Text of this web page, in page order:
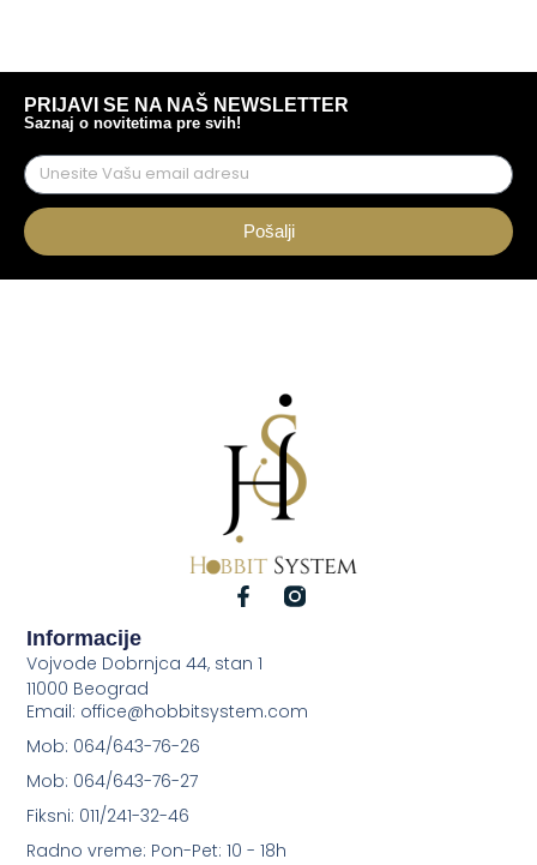
PRIJAVI SE NA NAŠ NEWSLETTER
Saznaj o novitetima pre svih!
Pošalji
Informacije
Vojvode Dobrnjca 44, stan 1
11000 Beograd
Email: office@hobbitsystem.com
Mob: 064/643-76-26
Mob: 064/643-76-27
Fiksni: 011/241-32-46
Radno vreme: Pon-Pet: 10 - 18h